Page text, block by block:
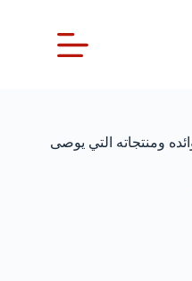
ومنتجاته التي يوصى